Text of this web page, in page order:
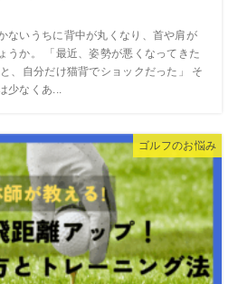
ないうちに背中が丸くなり、首や肩が
うか。 「最近、姿勢が悪くなってきた
、自分だけ猫背でショックだった」 そ
少なくあ...
ゴルフのお悩み